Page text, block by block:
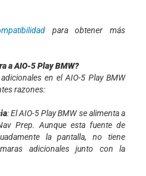
para obtener más
a AIO-5 Play BMW?
en el AIO-5 Play BMW
razones:
: El AIO-5 Play BMW se alimenta a
Prep. Aunque esta fuente de
la pantalla, no tiene
adicionales junto con la